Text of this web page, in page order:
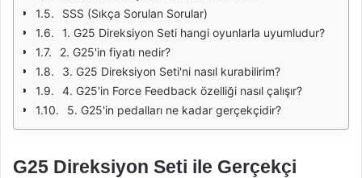
SSS (Sıkça Sorulan Sorular)
1. G25 Direksiyon Seti hangi oyunlarla uyumludur?
2. G25'in fiyatı nedir?
3. G25 Direksiyon Seti'ni nasıl kurabilirim?
4. G25'in Force Feedback özelliği nasıl çalışır?
5. G25'in pedalları ne kadar gerçekçidir?
G25 Direksiyon Seti ile Gerçekçi